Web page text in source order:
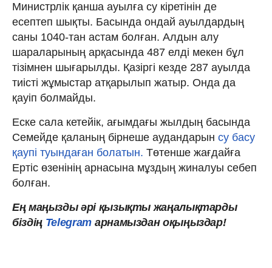
Министрлік қанша ауылға су кіретінін де
есептеп шықты. Басында ондай ауылдардың
саны 1040-тан астам болған. Алдын алу
шараларының арқасында 487 елді мекен бұл
тізімнен шығарылды. Қазіргі кезде 287 ауылда
тиісті жұмыстар атқарылып жатыр. Онда да
қауіп болмайды.
Еске сала кетейік, ағымдағы жылдың басында
Семейде қаланың бірнеше аудандарын су басу
қаупі туындаған болатын. Төтенше жағдайға
Ертіс өзенінің арнасына мұздың жиналуы себеп
болған.
Ең маңызды әрі қызықты жаңалықтарды
біздің Telegram арнамыздан оқыңыздар!